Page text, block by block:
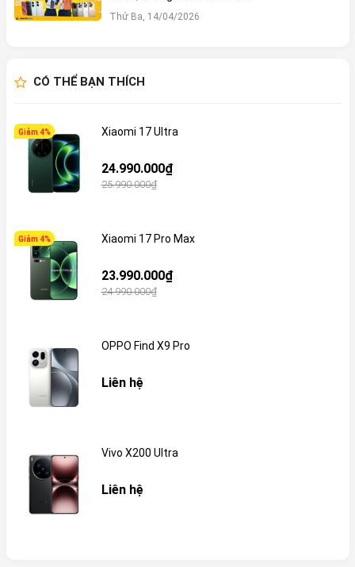
Thứ Ba, 14/04/2026
CÓ THỂ BẠN THÍCH
Giảm 4% Xiaomi 17 Ultra
24.990.000₫
25.990.000₫
Giảm 4% Xiaomi 17 Pro Max
23.990.000₫
24.990.000₫
OPPO Find X9 Pro
Liên hệ
Vivo X200 Ultra
Liên hệ